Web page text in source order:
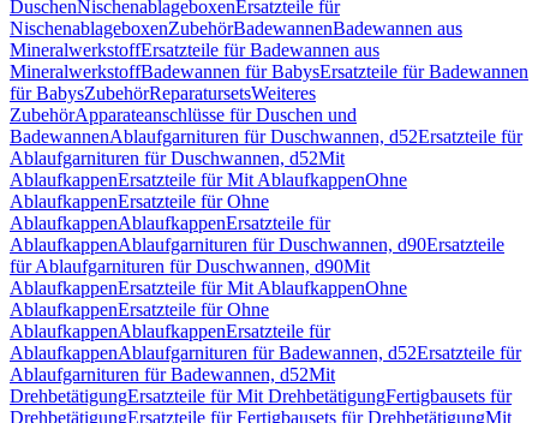
DuschenNischenablageboxenErsatzteile für
NischenablageboxenZubehörBadewannenBadewannen aus
MineralwerkstoffErsatzteile für Badewannen aus
MineralwerkstoffBadewannen für BabysErsatzteile für Badewannen
für BabysZubehörReparatursetsWeiteres
ZubehörApparateanschlüsse für Duschen und
BadewannenAblaufgarnituren für Duschwannen, d52Ersatzteile für
Ablaufgarnituren für Duschwannen, d52Mit
AblaufkappenErsatzteile für Mit AblaufkappenOhne
AblaufkappenErsatzteile für Ohne
AblaufkappenAblaufkappenErsatzteile für
AblaufkappenAblaufgarnituren für Duschwannen, d90Ersatzteile
für Ablaufgarnituren für Duschwannen, d90Mit
AblaufkappenErsatzteile für Mit AblaufkappenOhne
AblaufkappenErsatzteile für Ohne
AblaufkappenAblaufkappenErsatzteile für
AblaufkappenAblaufgarnituren für Badewannen, d52Ersatzteile für
Ablaufgarnituren für Badewannen, d52Mit
DrehbetätigungErsatzteile für Mit DrehbetätigungFertigbausets für
DrehbetätigungErsatzteile für Fertigbausets für DrehbetätigungMit